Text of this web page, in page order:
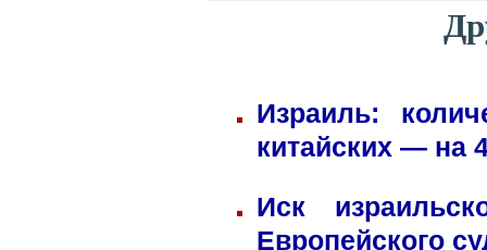
Израиль:
китайских — на
Иск